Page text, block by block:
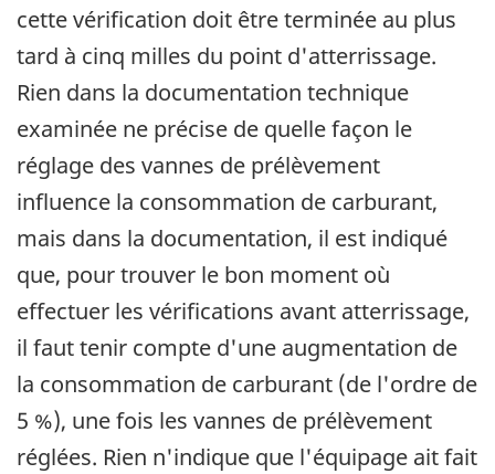
cette vérification doit être terminée au plus
tard à cinq milles du point d'atterrissage.
Rien dans la documentation technique
examinée ne précise de quelle façon le
réglage des vannes de prélèvement
influence la consommation de carburant,
mais dans la documentation, il est indiqué
que, pour trouver le bon moment où
effectuer les vérifications avant atterrissage,
il faut tenir compte d'une augmentation de
la consommation de carburant (de l'ordre de
5 %), une fois les vannes de prélèvement
réglées. Rien n'indique que l'équipage ait fait